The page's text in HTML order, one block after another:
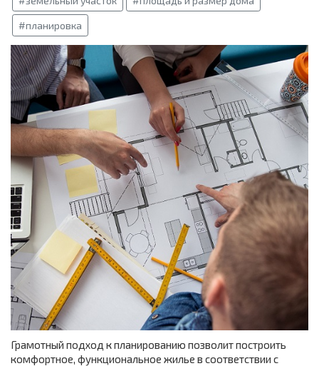
#планировка
Грамотный подход к планированию позволит построить
комфортное, функциональное жилье в соответствии с